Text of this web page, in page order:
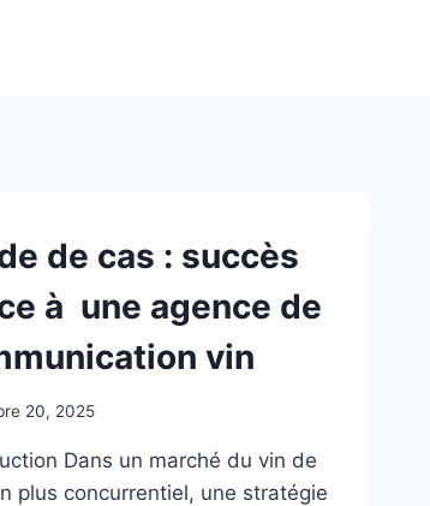
de cas : succès
à une agence de
vin
20, 2025
Dans un marché du vin de
plus concurrentiel, une stratégie